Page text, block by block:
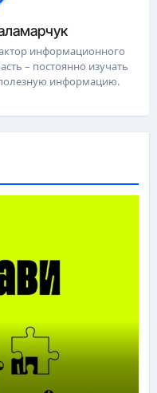
информационного
– постоянно изучать
информацию.